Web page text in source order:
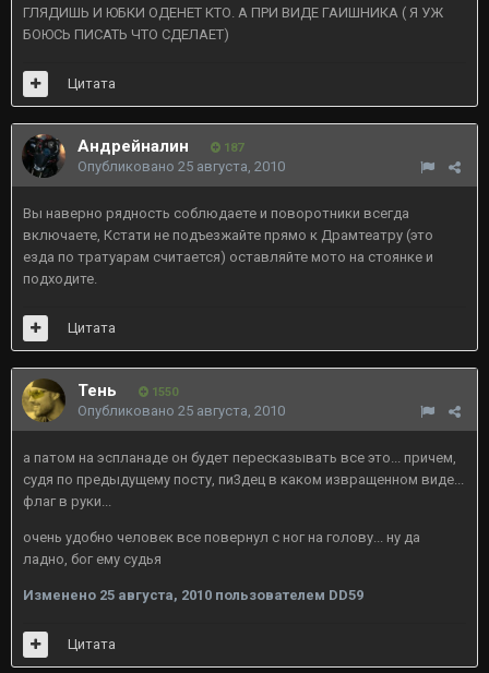
ГЛЯДИШЬ И ЮБКИ ОДЕНЕТ КТО. А ПРИ ВИДЕ ГАИШНИКА ( Я УЖ
БОЮСЬ ПИСАТЬ ЧТО СДЕЛАЕТ)
Цитата
Андрейналин 187
Опубликовано 25 августа, 2010
Вы наверно рядность соблюдаете и поворотники всегда
включаете, Кстати не подъезжайте прямо к Драмтеатру (это
езда по тратуарам считается) оставляйте мото на стоянке и
подходите.
Цитата
Тень 1550
Опубликовано 25 августа, 2010
а патом на эспланаде он будет пересказывать все это... причем,
судя по предыдущему посту, пи3дец в каком извращенном виде...
флаг в руки...
очень удобно человек все повернул с ног на голову... ну да
ладно, бог ему судья
Изменено 25 августа, 2010 пользователем DD59
Цитата